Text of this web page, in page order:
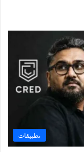
تطبيقات